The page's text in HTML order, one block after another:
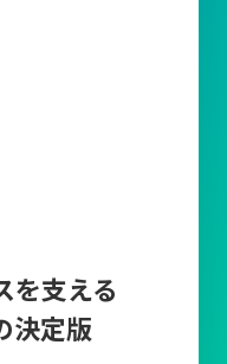
を支える
決定版